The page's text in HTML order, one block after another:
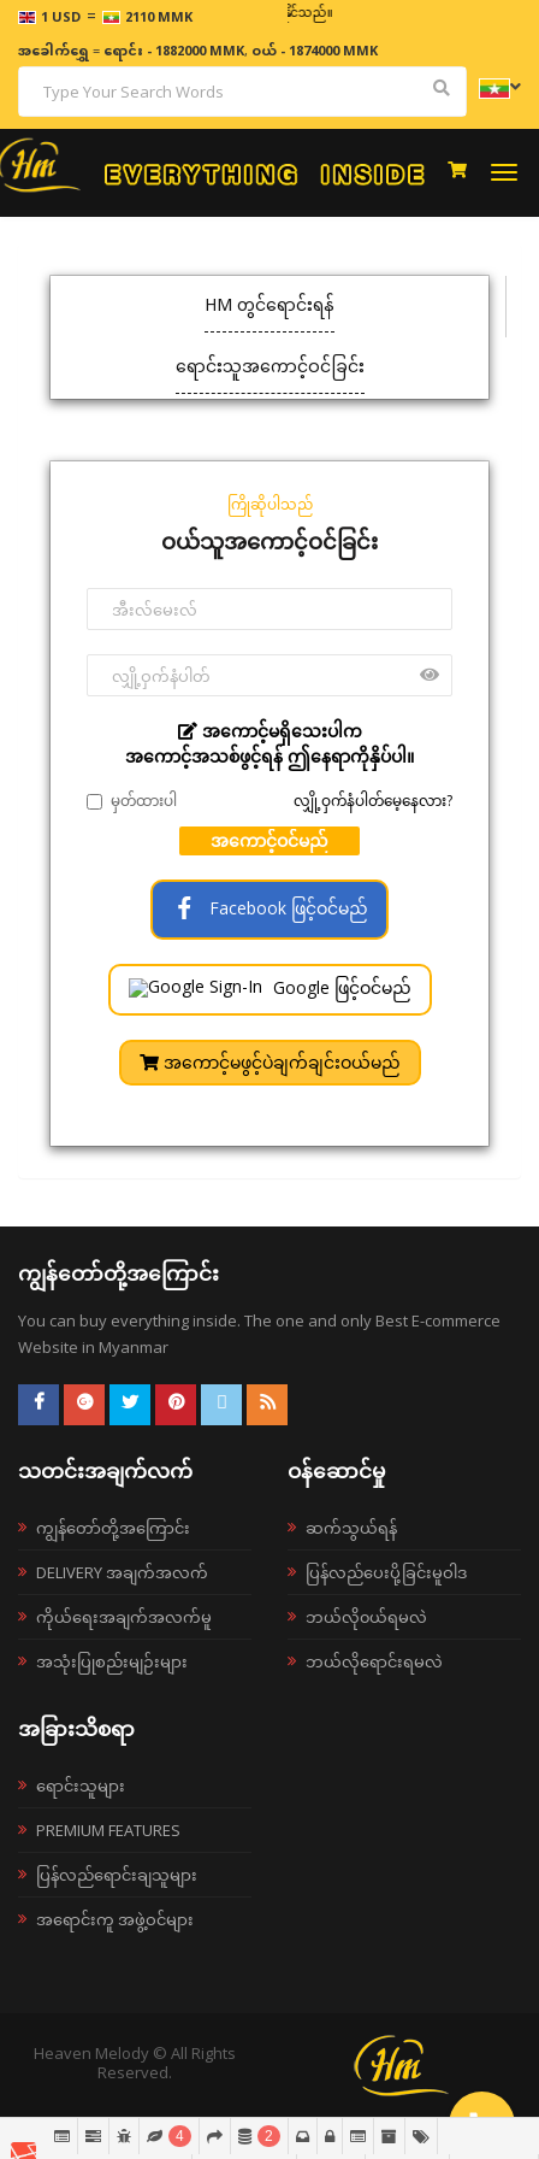
1 USD = 2110 MMK
ဈေးနှုန်းများသည် အချိန်နှင့် အမျှပြောင်းလဲနိုင်သည်။
အခေါက်ရွှေ=ရောင်း - 1882000 MMK, ဝယ် - 1874000 MMK
HM တွင်ရောင်းရန်
ရောင်းသူအကောင့်ဝင်ခြင်း
ကြိုဆိုပါသည်
ဝယ်သူအကောင့်ဝင်ခြင်း
အကောင့်မရှိသေးပါက
အကောင့်အသစ်ဖွင့်ရန် ဤနေရာကိုနှိပ်ပါ။
မှတ်ထားပါ လျှို့ဝှက်နံပါတ်မေ့နေလား?
အကောင့်ဝင်မည်
Facebook ဖြင့်ဝင်မည်
Google ဖြင့်ဝင်မည်
အကောင့်မဖွင့်ပဲချက်ချင်းဝယ်မည်
ကျွန်တော်တို့အကြောင်း
You can buy everything inside. The one and only Best E-commerce
Website in Myanmar
သတင်းအချက်လက်
ကျွန်တော်တို့အကြောင်း
DELIVERY အချက်အလက်
ကိုယ်ရေးအချက်အလက်မူ
အသုံးပြုစည်းမျဉ်းများ
ဝန်ဆောင်မှု
ဆက်သွယ်ရန်
ပြန်လည်ပေးပို့ခြင်းမူဝါဒ
ဘယ်လို၀ယ်ရမလဲ
ဘယ်လိုရောင်းရမလဲ
အခြားသိစရာ
ရောင်းသူများ
PREMIUM FEATURES
ပြန်လည်ရောင်းချသူများ
အရောင်းကူ အဖွဲ့ဝင်များ
Heaven Melody © All Rights
Reserved.
4 2